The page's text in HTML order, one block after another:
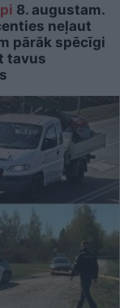
8. augustam.
neļaut
pārāk spēcīgi
tavus